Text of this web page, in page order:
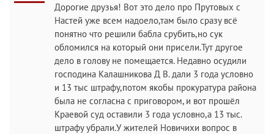
Дорогие друзья! Вот это дело про Прутовых с
Настей уже всем надоело,там было сразу всё
понятно что решили бабла срубить,но сук
обломился на который они присели.Тут другое
дело в голову не помещается. Недавно осудили
господина Калашникова Д В. дали 3 года условно
и 13 тыс штрафу,потом якобы прокуратура района
была не согласна с приговором, и вот прошёл
Краевой суд оставили 3 года условно,а 13 тыс.
штрафу убрали.У жителей Новичихи вопрос в